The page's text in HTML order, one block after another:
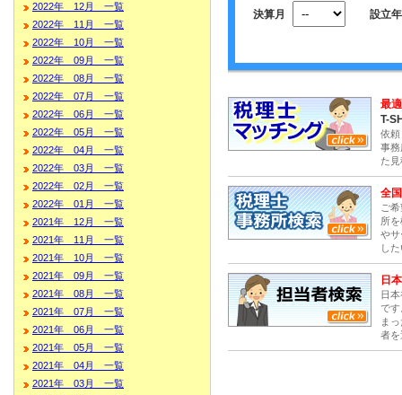
2022年 12月 一覧
2022年 11月 一覧
2022年 10月 一覧
2022年 09月 一覧
2022年 08月 一覧
2022年 07月 一覧
2022年 06月 一覧
2022年 05月 一覧
2022年 04月 一覧
2022年 03月 一覧
2022年 02月 一覧
2022年 01月 一覧
2021年 12月 一覧
2021年 11月 一覧
2021年 10月 一覧
2021年 09月 一覧
2021年 08月 一覧
2021年 07月 一覧
2021年 06月 一覧
2021年 05月 一覧
2021年 04月 一覧
2021年 03月 一覧
決算月 設立年
最適
T-
依頼
事務
た
全
ご
所
やサ
し
日
日
です
ま
者を